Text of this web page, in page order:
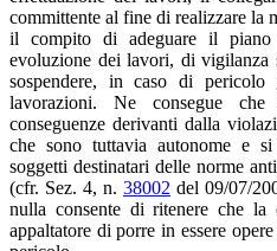
committente al fine di realizzare la
il compito di adeguare il
evoluzione dei lavori, di vigilanza
sospendere, in caso di
lavorazioni. Ne consegue
conseguenze derivanti dalla
che sono tuttavia autonome e
soggetti destinatari delle norme
(cfr. Sez. 4, n. 38002 del 09/07/
nulla consente di ritenere che la
appaltatore di porre in essere